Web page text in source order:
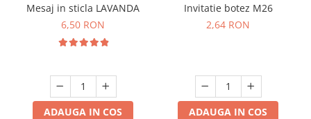
Mesaj in sticla LAVANDA
6,50 RON
ADAUGA IN COS
Invitatie botez M26
2,64 RON
ADAUGA IN COS